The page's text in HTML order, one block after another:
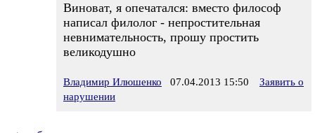
Виноват, я опечатался: вместо философ
написал филолог - непростительная
невнимательность, прошу простить
великодушно
Владимир Илюшенко 07.04.2013 15:50
Заявить о
нарушении